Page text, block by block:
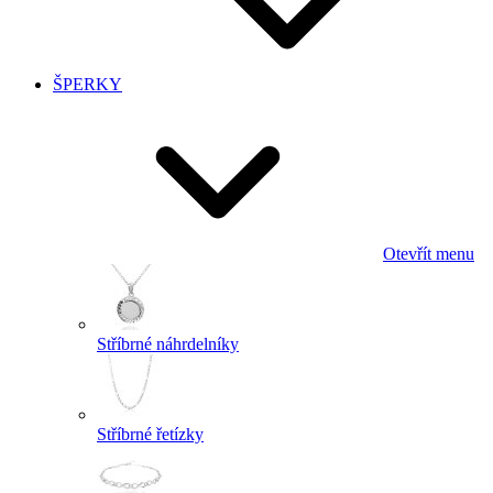
ŠPERKY
Otevřít menu
Stříbrné náhrdelníky
Stříbrné řetízky